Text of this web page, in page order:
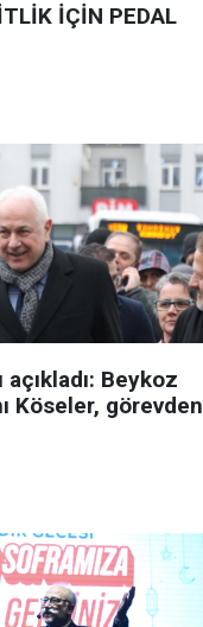
İÇİN PEDAL
Beykoz
Köseler, görevden